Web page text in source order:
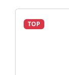
TOP